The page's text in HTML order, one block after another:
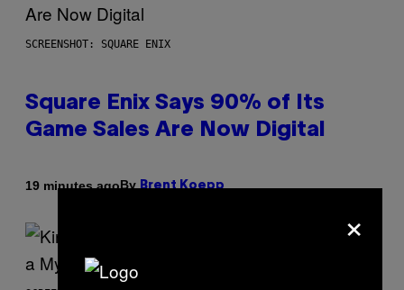
SCREENSHOT: SQUARE ENIX
Square Enix Says 90% of Its
Game Sales Are Now Digital
19 minutes agoByBrent Koepp
×